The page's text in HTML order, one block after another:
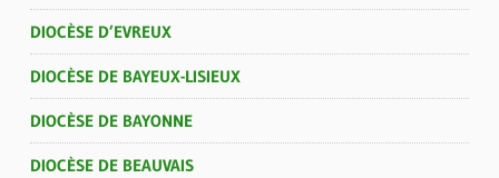
DIOCÈSE D’EVREUX
DIOCÈSE DE BAYEUX-LISIEUX
DIOCÈSE DE BAYONNE
DIOCÈSE DE BEAUVAIS